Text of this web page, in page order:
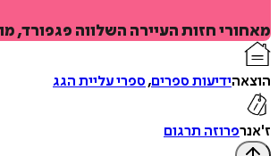
מאחורי חזות העיירה השלווה
הוצאהידיעות ספרים,ספרי עליית הגג
ז'אנרפרוזה תרגום